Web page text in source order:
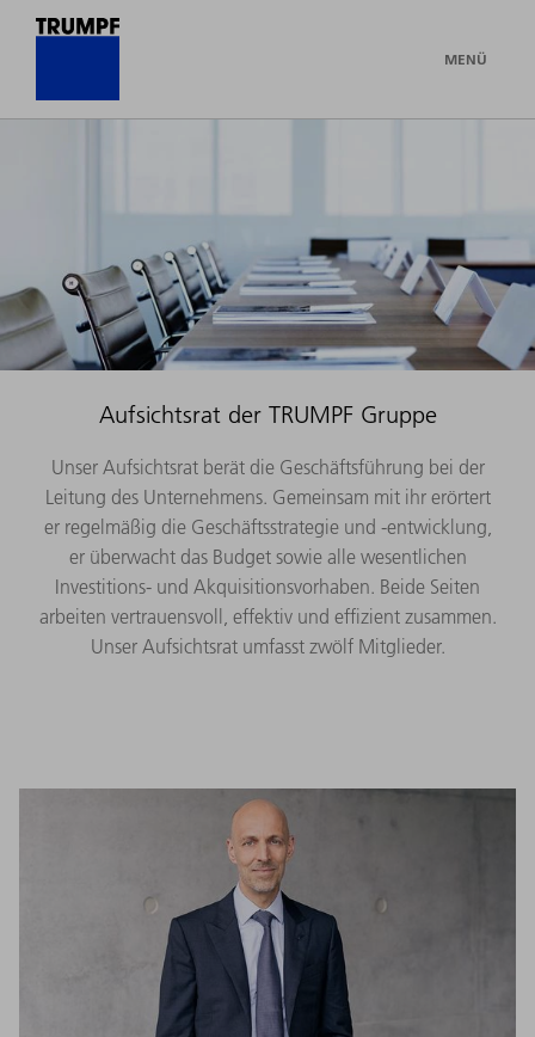
MENÜ
Aufsichtsrat der TRUMPF Gruppe
Unser Aufsichtsrat berät die Geschäftsführung bei der
Leitung des Unternehmens. Gemeinsam mit ihr erörtert
er regelmäßig die Geschäftsstrategie und -entwicklung,
er überwacht das Budget sowie alle wesentlichen
Investitions- und Akquisitionsvorhaben. Beide Seiten
arbeiten vertrauensvoll, effektiv und effizient zusammen.
Unser Aufsichtsrat umfasst zwölf Mitglieder.